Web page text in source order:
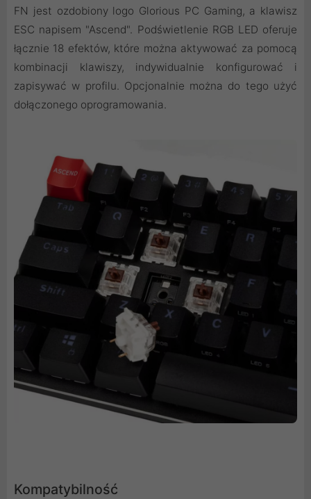
FN jest ozdobiony logo Glorious PC Gaming, a klawisz
ESC napisem "Ascend". Podświetlenie RGB LED oferuje
łącznie 18 efektów, które można aktywować za pomocą
kombinacji klawiszy, indywidualnie konfigurować i
zapisywać w profilu. Opcjonalnie można do tego użyć
dołączonego oprogramowania.
Kompatybilność